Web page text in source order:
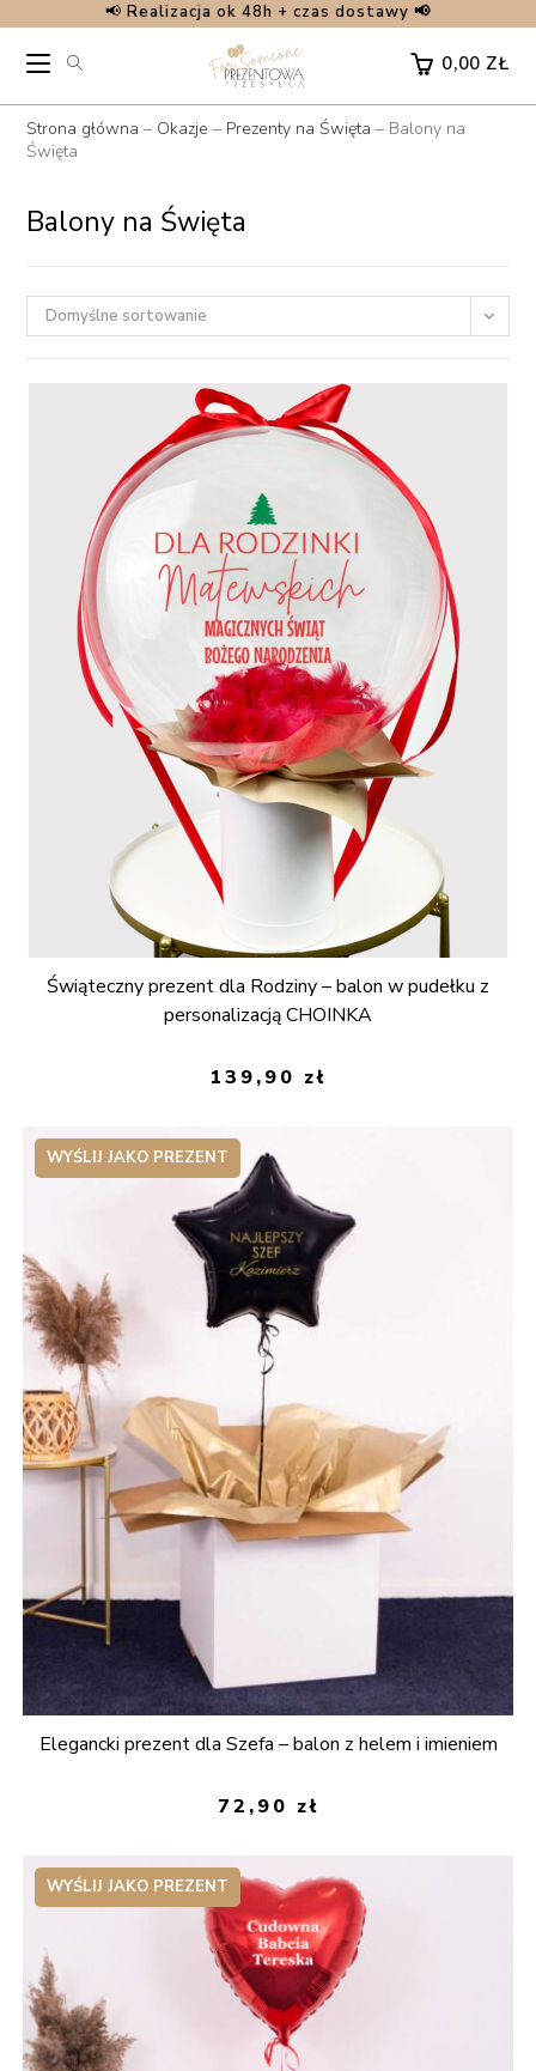
content
📢 Realizacja ok 48h + czas dostawy 📢
0,00 ZŁ
Strona główna – Okazje – Prezenty na Święta – Balony na
Święta
Balony na Święta
Domyślne sortowanie
Świąteczny prezent dla Rodziny – balon w pudełku z
personalizacją CHOINKA
139,90 zł
WYŚLIJ JAKO PREZENT
Elegancki prezent dla Szefa – balon z helem i imieniem
72,90 zł
WYŚLIJ JAKO PREZENT